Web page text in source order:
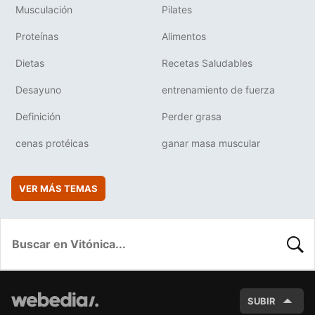
Musculación Pilates
Proteínas Alimentos
Dietas Recetas Saludables
Desayuno entrenamiento de fuerza
Definición Perder grasa
cenas protéicas ganar masa muscular
VER MÁS TEMAS
SUBIR